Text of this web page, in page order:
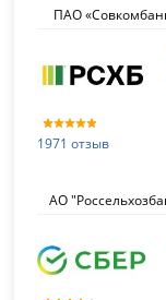
ПАО
1971 отзыв
АО